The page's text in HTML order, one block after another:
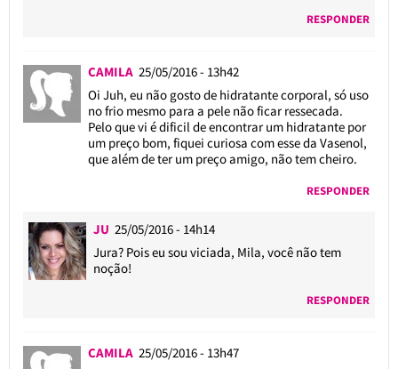
RESPONDER
CAMILA 25/05/2016 - 13h42
Oi Juh, eu não gosto de hidratante corporal, só uso
no frio mesmo para a pele não ficar ressecada.
Pelo que vi é dificil de encontrar um hidratante por
um preço bom, fiquei curiosa com esse da Vasenol,
que além de ter um preço amigo, não tem cheiro.
RESPONDER
JU 25/05/2016 - 14h14
Jura? Pois eu sou viciada, Mila, você não tem
noção!
RESPONDER
CAMILA 25/05/2016 - 13h47